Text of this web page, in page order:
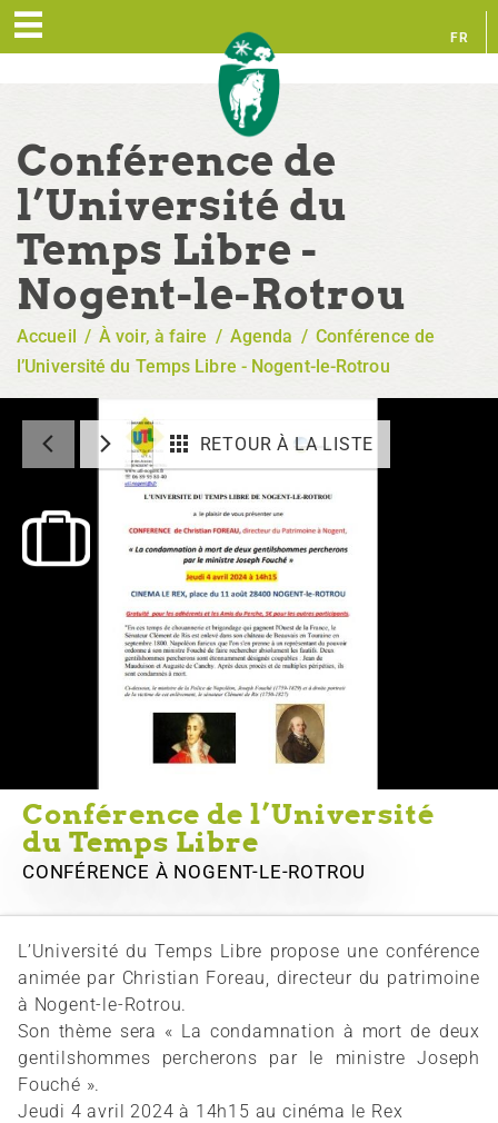
FR
Conférence de
l’Université du
Temps Libre -
Nogent-le-Rotrou
Accueil / À voir, à faire / Agenda / Conférence de
l’Université du Temps Libre - Nogent-le-Rotrou
RETOUR À LA LISTE
Conférence de l’Université
du Temps Libre
CONFÉRENCE À NOGENT-LE-ROTROU
L’Université du Temps Libre propose une conférence
animée par Christian Foreau, directeur du patrimoine
à Nogent-le-Rotrou.
Son thème sera « La condamnation à mort de deux
gentilshommes percherons par le ministre Joseph
Fouché ».
Jeudi 4 avril 2024 à 14h15 au cinéma le Rex